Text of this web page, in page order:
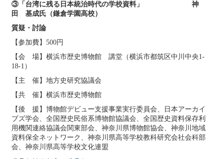
③「台湾に残る日本統治時代の学校資料」 神
田 基成氏（鎌倉学園高校）
質疑・討論
【参加費】500円
【会 場】横浜市歴史博物館 講堂（横浜市都筑区中川中央1-
18-1）
【主 催】地方史研究協議会
【共 催】横浜市歴史博物館
【後 援】博物館デビュー支援事業実行委員会、日本アーカイ
ブズ学会、全国歴史民俗系博物館協議会、全国歴史資料保存利
用機関連絡協議会関東部会、神奈川県博物館協会、神奈川地域
資料保全ネットワーク、神奈川県高等学校教科研究会社会科部
会、神奈川県高等学校文化連盟